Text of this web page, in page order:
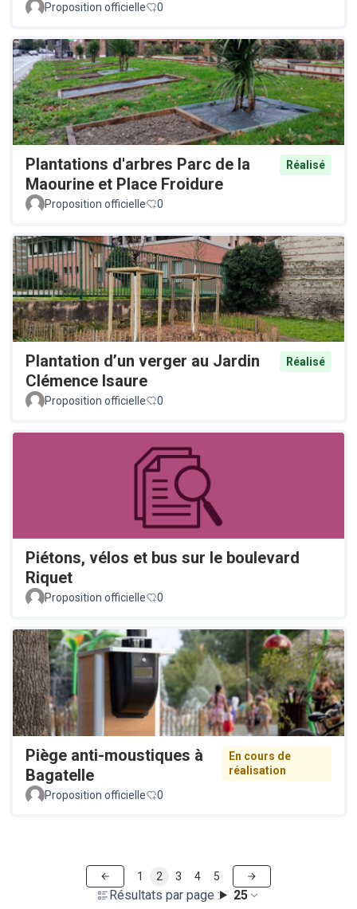
Proposition officielle 0
Plantations d'arbres Parc de la
Maourine et Place Froidure
Réalisé
Proposition officielle 0
Plantation d’un verger au Jardin
Clémence Isaure
Réalisé
Proposition officielle 0
Piétons, vélos et bus sur le boulevard
Riquet
Proposition officielle 0
Piège anti-moustiques à
Bagatelle
En cours de
réalisation
Proposition officielle
0
Résultats par page : 25
1 2 3 4 5